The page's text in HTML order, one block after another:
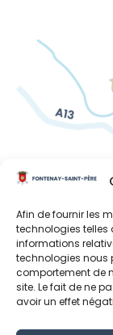
Afin de fournir les
technologies telles
informations
technologies nous
comportement de
site. Le fait de ne
avoir un effet
Région Île-de-
Département
Grand Paris
Parc naturel